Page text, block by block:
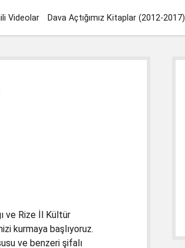
Videolar Dava Açtığımız Kitaplar (2012-2017)
ve Rize İl Kültür
kurmaya başlıyoruz.
ve benzeri şifalı